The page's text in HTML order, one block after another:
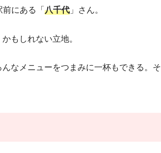
にある「 八千代 」さん。
もしれない立地。
なメニューをつまみに一杯もできる。そ